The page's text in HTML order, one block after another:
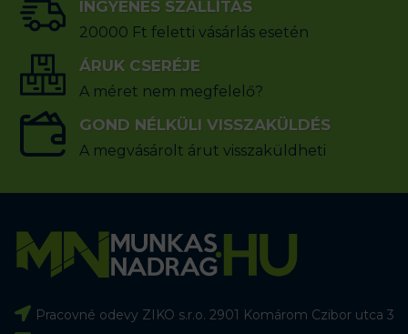
INGYENES SZÁLLÍTÁS
20000 Ft feletti vásárlás esetén
ÁRUK CSERÉJE
A méret nem megfelelő?
GOND NÉLKÜLI VISSZAKÜLDÉS
A megvásárolt árut visszaküldheti
Pracovné odevy ZIKO s.r.o. 2901 Komárom Czibor utca 3